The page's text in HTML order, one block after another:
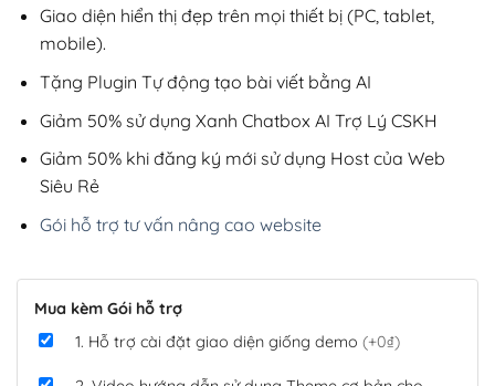
Giao diện hiển thị đẹp trên mọi thiết bị (PC, tablet,
mobile).
Tặng Plugin Tự động tạo bài viết bằng AI
Giảm 50% sử dụng Xanh Chatbox AI Trợ Lý CSKH
Giảm 50% khi đăng ký mới sử dụng Host của Web
Siêu Rẻ
Gói hỗ trợ tư vấn nâng cao website
Mua kèm Gói hỗ trợ
1. Hỗ trợ cài đặt giao diện giống demo (+0₫)